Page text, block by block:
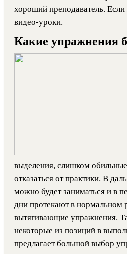
хороший преподаватель.
видео-уроки.
Какие упражнения
выделения, слишком
отказаться от практики. В
можно будет заниматься и в
дни протекают в
вытягивающие упражнения.
некоторые из позиций в
предлагает большой выбор